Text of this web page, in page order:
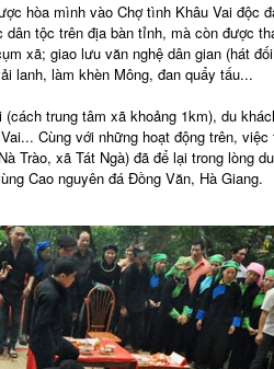
hòa mình vào Chợ tình Khâu Vai độc
tộc trên địa bàn tỉnh, mà còn được
xã; giao lưu văn nghệ dân gian (hát
lanh, làm khèn Mông, đan quẩy tấu...
trung tâm xã khoảng 1km), du
Cùng với những hoạt động trên, việc
Trào, xã Tát Ngà) đã để lại trong lòng
Cao nguyên đá Đồng Văn, Hà Giang.